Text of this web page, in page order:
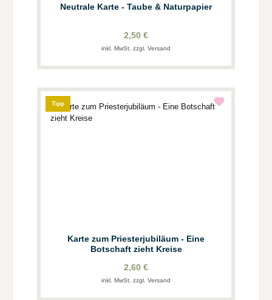
Neutrale Karte - Taube & Naturpapier
2,50 €
inkl. MwSt. zzgl. Versand
Tipp
Karte zum Priesterjubiläum - Eine
Botschaft zieht Kreise
2,60 €
inkl. MwSt. zzgl. Versand